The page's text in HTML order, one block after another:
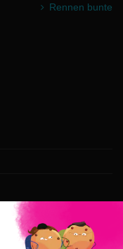
Rennen bunte
Bewertungen,